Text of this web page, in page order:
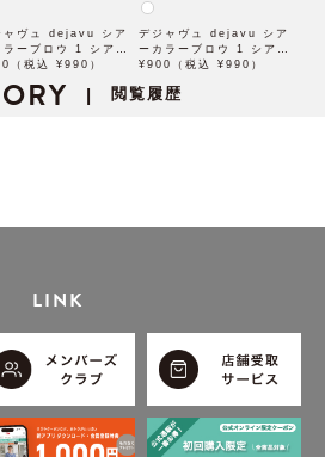
ャヴュ dejavu シア
ラーブロウ 1 シアー
ジュ【アイブロウ】
（税込 ¥990）
デジャヴュ dejavu シア
ーカラーブロウ 1 シアー
ブロンズ【アイブロウ】
¥900（税込 ¥990）
| 閲覧履歴
LINK